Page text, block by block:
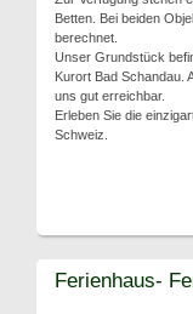
Betten. Bei beiden
berechnet.
Unser Grundstück
Kurort Bad Schandau.
uns gut erreichbar.
Erleben Sie die
Schweiz.
Ferienhaus-